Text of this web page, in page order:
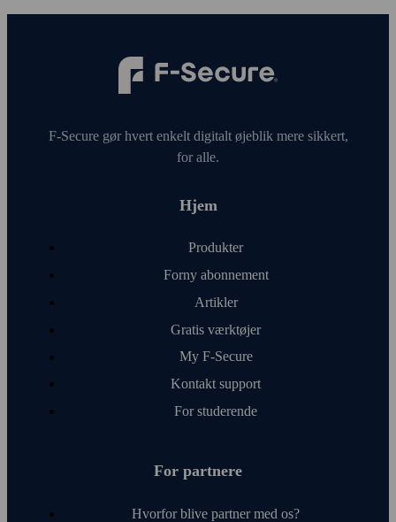
F‑Secure gør hvert enkelt digitalt øje­blik mere sikkert,
for alle.
Hjem
Produkter
Forny abonnement
Artikler
Gratis værktøjer
My F‑Secure
Kontakt support
For studerende
For partnere
Hvorfor blive partner med os?